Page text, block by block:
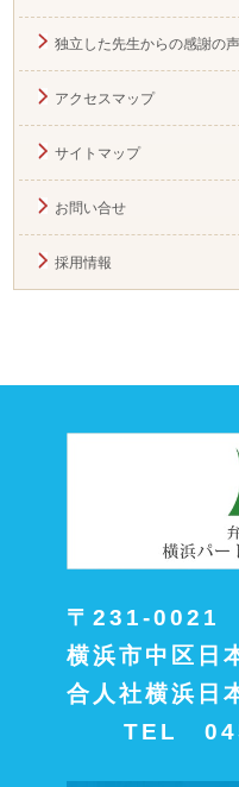
独立した先生からの感謝の声
アクセスマップ
サイトマップ
お問い合せ
採用情報
〒231-0021
横浜市中区日
合人社横浜日
TEL 045-